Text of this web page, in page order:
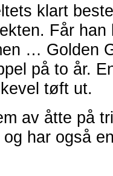
klart
Får han
… Golden
på to år.
tøft ut.
av åtte på
har også